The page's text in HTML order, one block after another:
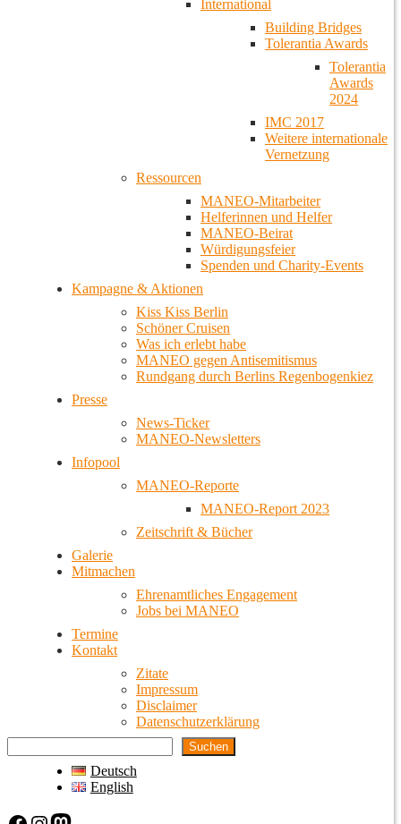
International
Building Bridges
Tolerantia Awards
Tolerantia
Awards
2024
IMC 2017
Weitere internationale
Vernetzung
Ressourcen
MANEO-Mitarbeiter
Helferinnen und Helfer
MANEO-Beirat
Würdigungsfeier
Spenden und Charity-Events
Kampagne & Aktionen
Kiss Kiss Berlin
Schöner Cruisen
Was ich erlebt habe
MANEO gegen Antisemitismus
Rundgang durch Berlins Regenbogenkiez
Presse
News-Ticker
MANEO-Newsletters
Infopool
MANEO-Reporte
MANEO-Report 2023
Zeitschrift & Bücher
Galerie
Mitmachen
Ehrenamtliches Engagement
Jobs bei MANEO
Termine
Kontakt
Zitate
Impressum
Disclaimer
Datenschutzerklärung
Suchen
Deutsch
English